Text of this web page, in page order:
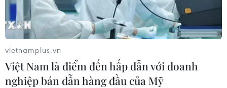
Hàn Quốc tăng cường giải pháp
ngăn chặn đánh bạc trực tuyến trong
quân đội
06/08/2026 04:52
vietnamplus.vn
Việt Nam là điểm đến hấp dẫn với doanh
nghiệp bán dẫn hàng đầu của Mỹ